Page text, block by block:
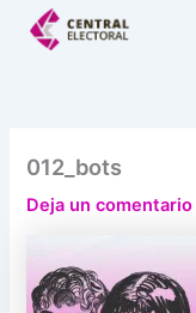
012_bots
Deja un comentario